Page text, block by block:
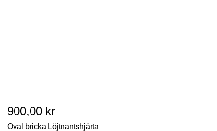
900,00 kr
Oval bricka Löjtnantshjärta